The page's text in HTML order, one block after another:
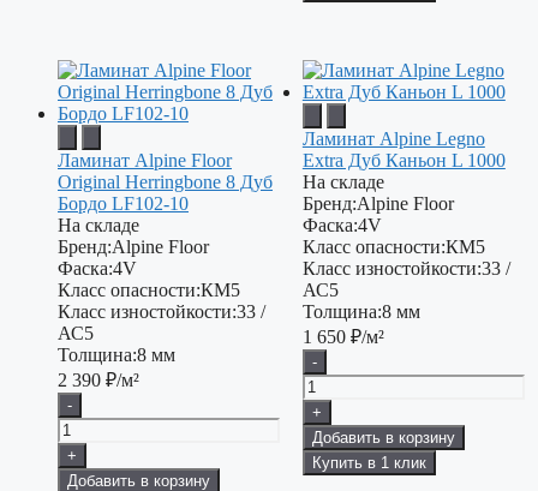
Ламинат Alpine Floor
Original Herringbone 8 Дуб
Бордо LF102-10
На складе
Бренд:Alpine Floor
Фаска:4V
Класс опасности:КМ5
Класс изностойкости:33 /
АС5
Толщина:8 мм
2 390 ₽/м²
-
+
Добавить в корзину
Ламинат Alpine Legno
Extra Дуб Каньон L 1000
На складе
Бренд:Alpine Floor
Фаска:4V
Класс опасности:КМ5
Класс изностойкости:33 /
АС5
Толщина:8 мм
1 650 ₽/м²
-
+
Добавить в корзину
Купить в 1 клик